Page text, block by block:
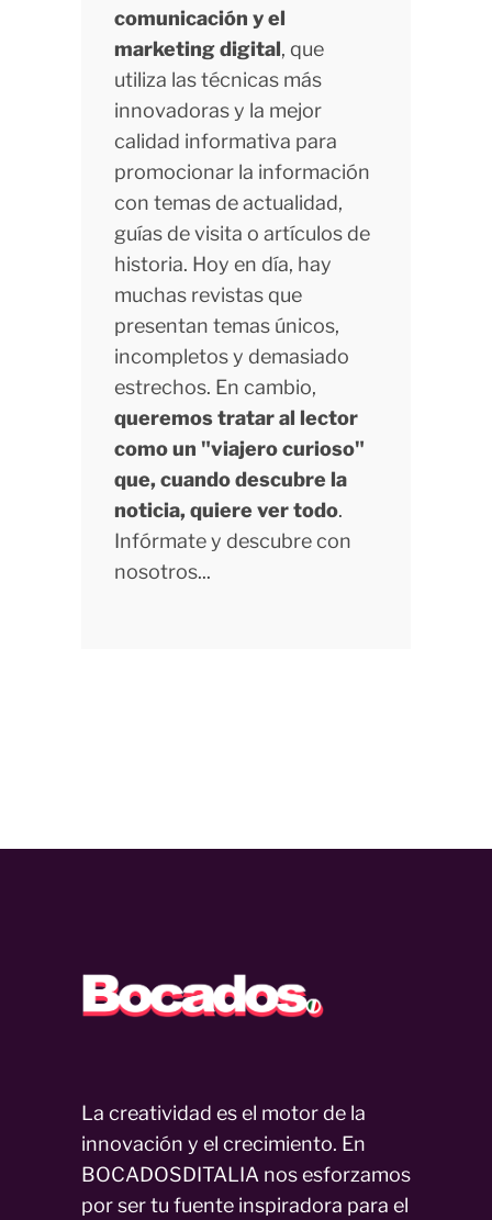
comunicación y el
marketing digital, que
utiliza las técnicas más
innovadoras y la mejor
calidad informativa para
promocionar la información
con temas de actualidad,
guías de visita o artículos de
historia. Hoy en día, hay
muchas revistas que
presentan temas únicos,
incompletos y demasiado
estrechos. En cambio,
queremos tratar al lector
como un "viajero curioso"
que, cuando descubre la
noticia, quiere ver todo.
Infórmate y descubre con
nosotros...
La creatividad es el motor de la
innovación y el crecimiento. En
BOCADOSDITALIA nos esforzamos
por ser tu fuente inspiradora para el